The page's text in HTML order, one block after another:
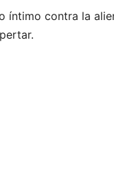
íntimo contra la